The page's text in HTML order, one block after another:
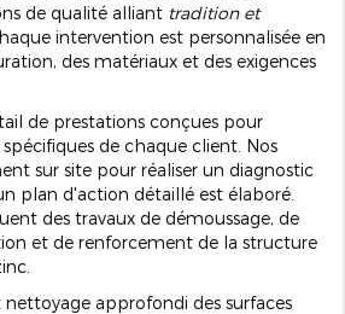
de qualité alliant tradition et
intervention est personnalisée en
des matériaux et des exigences
de prestations conçues pour
de chaque client. Nos
sur site pour réaliser un diagnostic
plan d'action détaillé est élaboré.
des travaux de démoussage, de
et de renforcement de la structure
nettoyage approfondi des surfaces